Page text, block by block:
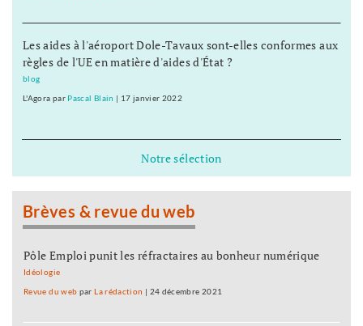
Les aides à l'aéroport Dole-Tavaux sont-elles conformes aux
règles de l'UE en matière d'aides d'État ?
blog
L'Agora par Pascal Blain | 17 janvier 2022
Notre sélection
Brèves & revue du web
Pôle Emploi punit les réfractaires au bonheur numérique
Idéologie
Revue du web parLa rédaction | 24 décembre 2021